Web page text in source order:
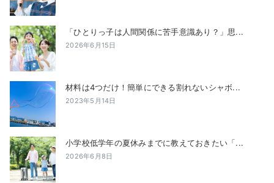
「ひとりっ子は人間関係に苦手意識あり？」思...
2026年6月15日
材料は4つだけ！簡単にできる割れないシャボ...
2023年5月14日
小学校低学年の夏休みまでに教えておきたい「...
2026年6月8日